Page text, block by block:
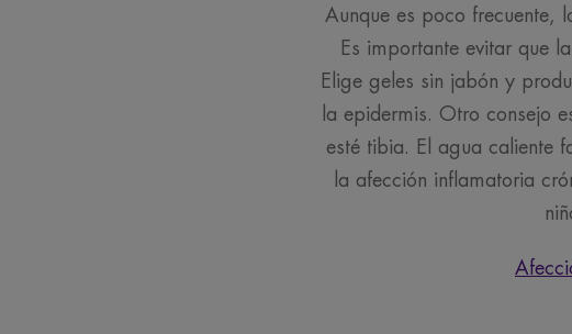
Aunque es poco frecuente,
Es importante evitar que
Elige geles sin jabón y
la epidermis. Otro consejo
esté tibia. El agua caliente
la afección inflamatoria